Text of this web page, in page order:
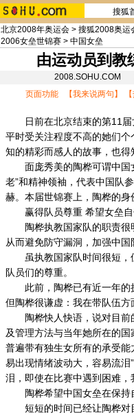
搜狐
北京2008年奥运会 > 搜狐2008奥运
2006女垒世锦赛 > 中国女垒
由运动员到教
2008.SOHU.COM
页面功能 【我来说两句 】 【
日前在北京结束的第11届
平时受关注程度不高的她们
知的精彩而感人的故事，也得
面庞秀美的陶桦可谓中国
老”和精神领袖，代表中国队
赫。本届世锦赛上，陶桦的身
赢得队员尊重 希望女垒自
陶桦执教国家队的职责很
从而避免防守漏洞，加强中国
虽执教国家队时间很短，
队员们的尊重。
此前，陶桦已有近一年的执
但陶桦很谦虚：我在带队伍方
陶桦快人快语，说对目前
及管理方法与当年她所在的
普遍带有独生女所有的承受
易出现情绪波动大，容易流泪
泪，即使在比赛中遇到困难，
陶桦希望中国女垒在保持
短短的时间已经让陶桦对